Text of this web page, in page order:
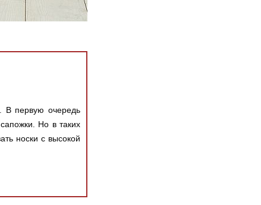
В первую очередь
Но в таких
носки с высокой